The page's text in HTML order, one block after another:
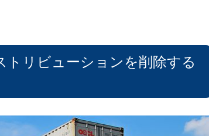
リビューションを削除する